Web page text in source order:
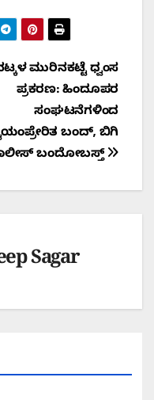
ಮುರಿನಕಟ್ಟೆ ಧ್ವಂಸ
ಪ್ರಕರಣ: ಹಿಂದೂಪರ
ಸಂಘಟನೆಗಳಿಂದ
ಬಂದ್, ಬಿಗಿ
ಬಂದೋಬಸ್ತ್
Sagar